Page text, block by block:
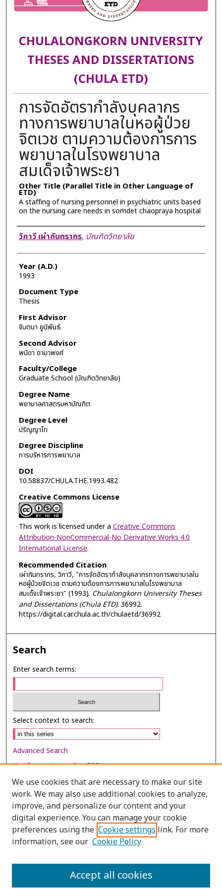
CHULALONGKORN UNIVERSITY
THESES AND DISSERTATIONS
(CHULA ETD)
การจัดอัตรากำลังบุคลากร
ทางการพยาบาลในหอผู้ป่วย
จิตเวช ตามความต้องการการ
พยาบาลในโรงพยาบาล
สมเด็จเจ้าพระยา
Other Title (Parallel Title in Other Language of
ETD)
A staffing of nursing personnel in psychiatric units based
on the nursing care needs in somdet chaopraya hospital
Author
วิภาวี เผ่ากันทรากร, บัณฑิตวิทยาลัย
Year (A.D.)
1993
Document Type
Thesis
First Advisor
จินตนา ยูนิพันธ์
Second Advisor
พนิดา ดามาพงศ์
Faculty/College
Graduate School (บัณฑิตวิทยาลัย)
Degree Name
พยาบาลศาสตรมหาบัณฑิต
Degree Level
ปริญญาโท
Degree Discipline
การบริหารการพยาบาล
DOI
10.58837/CHULA.THE.1993.482
Creative Commons License
This work is licensed under a Creative Commons
Attribution-NonCommercial-No Derivative Works 4.0
International License.
Recommended Citation
เผ่ากันทรากร, วิภาวี, "การจัดอัตรากำลังบุคลากรทางการพยาบาลใน
หอผู้ป่วยจิตเวช ตามความต้องการการพยาบาลในโรงพยาบาล
สมเด็จเจ้าพระยา" (1993). Chulalongkorn University Theses
and Dissertations (Chula ETD). 36992.
https://digital.car.chula.ac.th/chulaetd/36992
Search
Enter search terms:
Select context to search:
Advanced Search
Notify me via email orRSS
Browse
Collections
Disciplines
Authors
We use cookies that are necessary to make our site
work. We may also use additional cookies to analyze,
improve, and personalize our content and your
digital experience. You can manage your cookie
preferences using the Cookie settings link. For more
information, see our Cookie Policy
Accept all cookies